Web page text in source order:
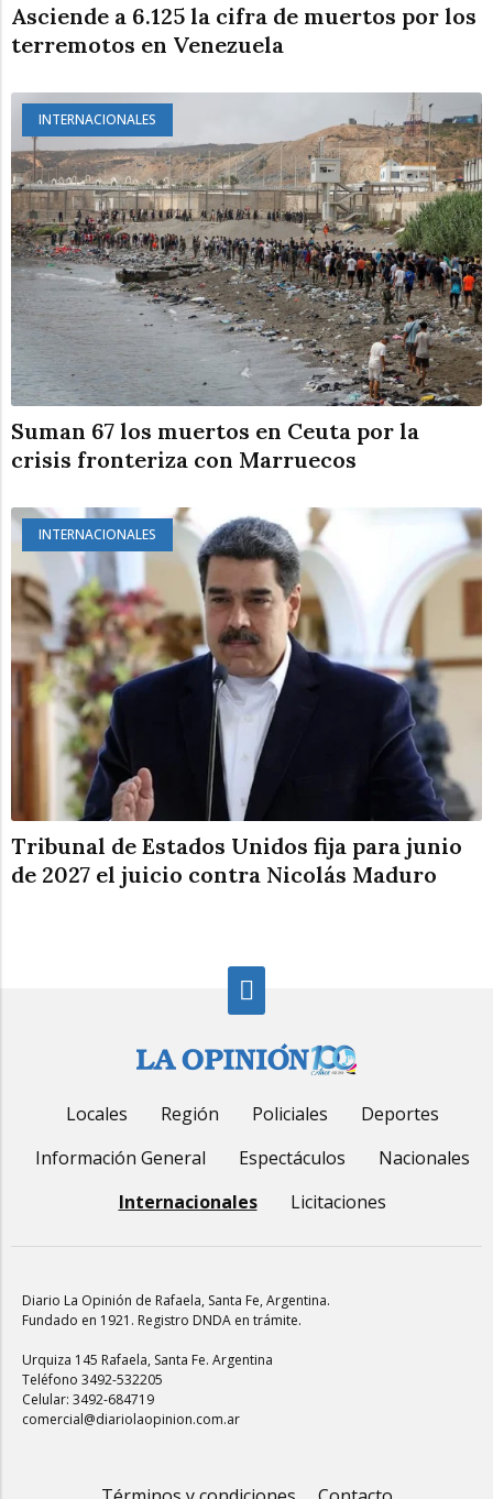
Asciende a 6.125 la cifra de muertos por los
terremotos en Venezuela
INTERNACIONALES
Suman 67 los muertos en Ceuta por la
crisis fronteriza con Marruecos
INTERNACIONALES
Tribunal de Estados Unidos fija para junio
de 2027 el juicio contra Nicolás Maduro
Locales Región Policiales
Deportes
Información General
Espectáculos
Nacionales
Internacionales
Licitaciones
Diario La Opinión de Rafaela, Santa Fe, Argentina.
Fundado en 1921. Registro DNDA en trámite.
Urquiza 145 Rafaela, Santa Fe. Argentina
Teléfono 3492-532205
Celular: 3492-684719
comercial@diariolaopinion.com.ar